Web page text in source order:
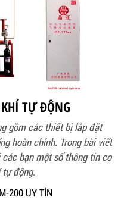
TỰ ĐỘNG
gồm các thiết bị lắp đặt
hoàn chỉnh. Trong bài viết
các bạn một số thông tin cơ
động.
200 UY TÍN